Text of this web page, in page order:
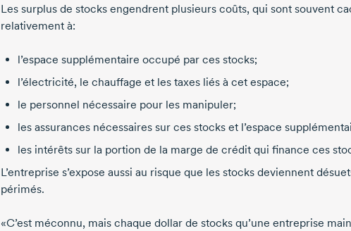
Les surplus de stocks engendrent plusieurs coûts, qui sont souvent
relativement à:
l’espace supplémentaire occupé par ces stocks;
l’électricité, le chauffage et les taxes liés à cet espace;
le personnel nécessaire pour les manipuler;
les assurances nécessaires sur ces stocks et l’espace
les intérêts sur la portion de la marge de crédit qui finance ces
L’entreprise s’expose aussi au risque que les stocks deviennent
périmés.
«C’est méconnu, mais chaque dollar de stocks qu’une entreprise